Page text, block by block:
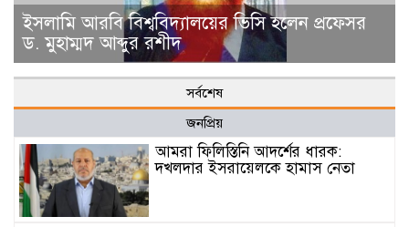
ইসলামি আরবি বিশ্ববিদ্যালয়ের ভিসি হলেন প্রফেসর
ড. মুহাম্মদ আব্দুর রশীদ
সর্বশেষ
জনপ্রিয়
আমরা ফিলিস্তিনি আদর্শের ধারক:
দখলদার ইসরায়েলকে হামাস নেতা